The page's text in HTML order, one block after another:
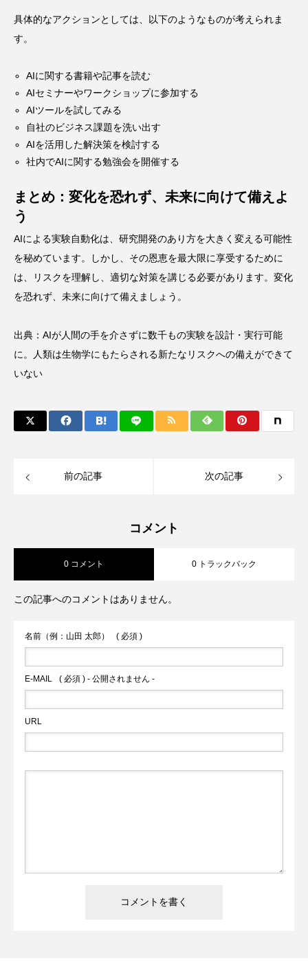
具体的なアクションとしては、以下のようなものが考えられま
す。
AIに関する書籍や記事を読む
AIセミナーやワークショップに参加する
AIツールを試してみる
自社のビジネス課題を洗い出す
AIを活用した解決策を検討する
社内でAIに関する勉強会を開催する
まとめ：変化を恐れず、未来に向けて備えよ
う
AIによる実験自動化は、研究開発のあり方を大きく変える可能性
を秘めています。しかし、その恩恵を最大限に享受するために
は、リスクを理解し、適切な対策を講じる必要があります。変化
を恐れず、未来に向けて備えましょう。
出典： AIが人間の手を介さずに数千もの実験を設計・実行可能
に。人類は生物学にもたらされる新たなリスクへの備えができて
いない
前の記事 次の記事
コメント
0 コメント 0 トラックバック
この記事へのコメントはありません。
名前（例：山田 太郎） ( 必須 )
E-MAIL ( 必須 ) - 公開されません -
URL